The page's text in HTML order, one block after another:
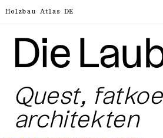
Holzbau Atlas DE
Die
Quest,
architekten